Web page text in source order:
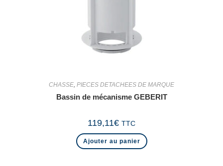
CHASSE PIECES DETACHEES DE MARQUE
Bassin de mécanisme GEBERIT
119,11€ TTC
Ajouter au panier